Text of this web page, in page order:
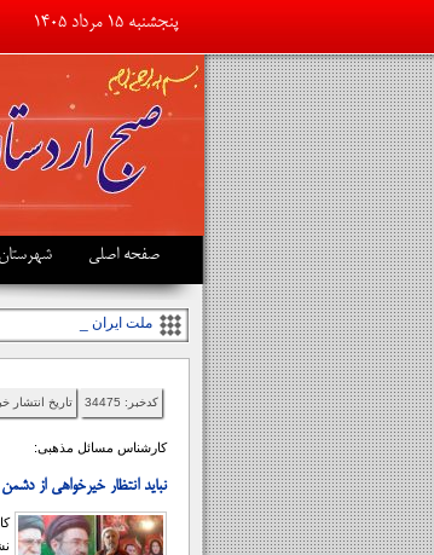
پنجشنبه ۱۵ مرداد ۱۴۰۵
صفحه اصلی شهرستان
ملت ایران با ایستادگی _
کدخبر: 34475 تاریخ انتشار خبر: ۲:۰۱ ب٫ظ - چهارشنبه
کارشناس مسائل مذهبی:
نباید انتظار خیرخواهی از